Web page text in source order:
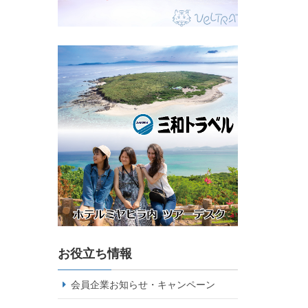
お役立ち情報
会員企業お知らせ・キャンペーン